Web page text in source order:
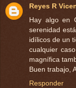
Reyes R
Hay algo en
serenidad
idílicos de un
cualquier
magnífica
Buen trabajo,
Responder